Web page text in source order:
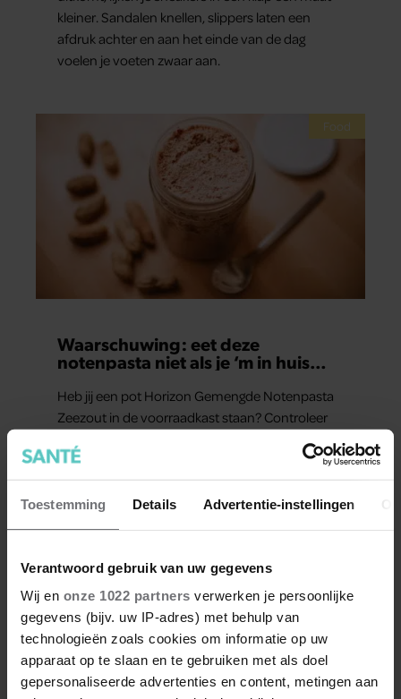
Toestemming Details Advertentie-instellingen
Verantwoord gebruik van uw gegevens
Wij en onze 1022 partners verwerken je persoonlijke
gegevens (bijv. uw IP-adres) met behulp van
technologieën zoals cookies om informatie op uw
apparaat op te slaan en te gebruiken met als doel
gepersonaliseerde advertenties en content, metingen aan
kleiner. Sandalen knellen, slippers laten een
afdruk achter en aan het einde van de dag
voelen je voeten zwaar aan.
Food
Waarschuwing: eet deze
notenpasta niet als je ‘m in huis
Heb jij een pot Horizon Gemengde Notenpasta
Zeezout in de voorraadkast staan? Controleer
dan even het etiket voordat je een boterham
smeert.
Huis, tuin & keuken